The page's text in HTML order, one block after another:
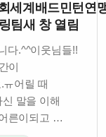
세계배드민턴연
팀새 창 열림
다.^^이웃님들!!
이
ㅠ어릴 때
말을 이해
른이되고 …